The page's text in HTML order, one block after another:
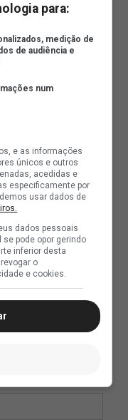
para:
medição de
de audiência e
num
e as informações
únicos e outros
acedidas e
especificamente por
usar dados de
dados pessoais
pode opor gerindo
inferior desta
o
e cookies.